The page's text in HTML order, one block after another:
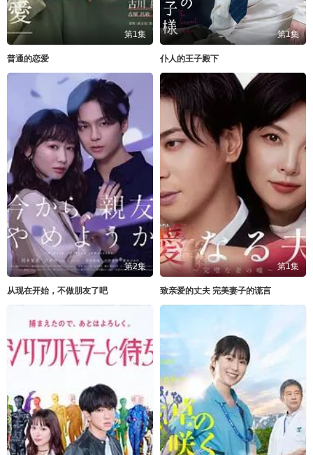
第1集
普通的恋爱
第1集
仆人的王子殿下
第2集
从现在开始，不做朋友了吧
第1集
致亲爱的丈夫 完美妻子的谎言